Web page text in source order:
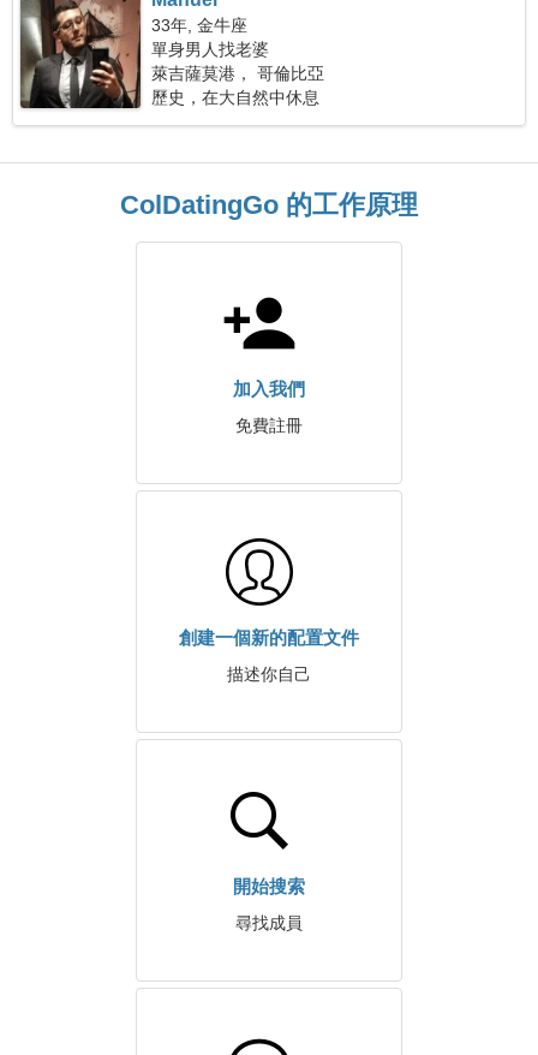
33年, 金牛座
單身男人找老婆
萊吉薩莫港， 哥倫比亞
歷史，在大自然中休息
ColDatingGo 的工作原理
加入我們
免費註冊
創建一個新的配置文件
描述你自己
開始搜索
尋找成員